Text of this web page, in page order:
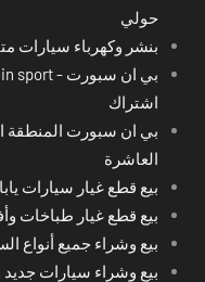
حولي
بنشر وكهرباء سيارات
اشتراك
بي ان سبورت المنطقة
العاشرة
بيع قطع غيار سيارات
بيع قطع غيار طباخات
بيع وشراء جميع أنواع
بيع وشراء سيارات